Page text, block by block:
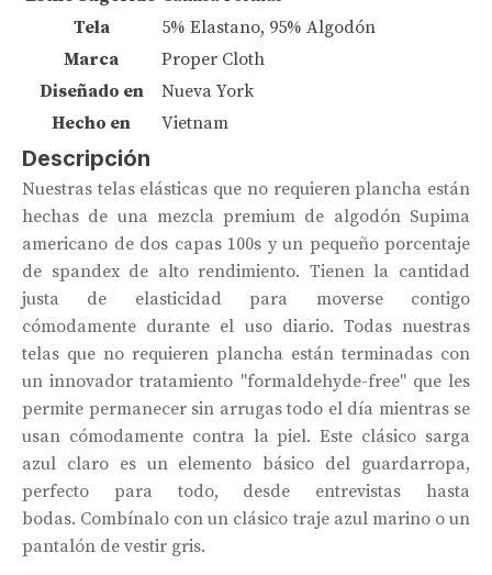
Tela
5% Elastano, 95% Algodón
Marca
Proper Cloth
Diseñado en
Nueva York
Hecho en
Vietnam
Descripción
Nuestras telas elásticas que no requieren plancha están
hechas de una mezcla premium de algodón Supima
americano de dos capas 100s y un pequeño porcentaje
de spandex de alto rendimiento. Tienen la cantidad
justa de elasticidad para moverse contigo
cómodamente durante el uso diario. Todas nuestras
telas que no requieren plancha están terminadas con
un innovador tratamiento "formaldehyde-free" que les
permite permanecer sin arrugas todo el día mientras se
usan cómodamente contra la piel. Este clásico sarga
azul claro es un elemento básico del guardarropa,
perfecto para todo, desde entrevistas hasta
bodas. Combínalo con un clásico traje azul marino o un
pantalón de vestir gris.